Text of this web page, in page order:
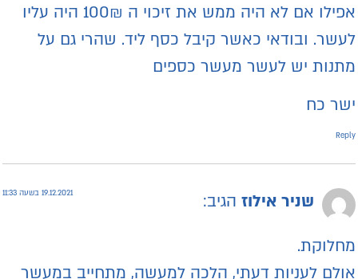
אפילו אם לא היה ממש את זיכוי ה 100₪ היה עליו
ובודאי כאשר קיבל כסף ליד. שהרי גם על
יש לעשר מעשר כספים
כח
שניר אילוז הגיב: 19.12.2021 בשעה 11:33
לעניות דעתי, הלכה למעשה, מתחייב במעשר